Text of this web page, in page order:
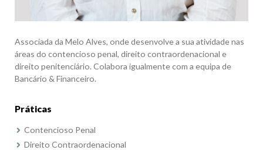
Associada da Melo Alves, onde desenvolve a sua atividade nas
áreas do contencioso penal, direito contraordenacional e
direito penitenciário. Colabora igualmente com a equipa de
Bancário & Financeiro.
Práticas
Contencioso Penal
Direito Contraordenacional